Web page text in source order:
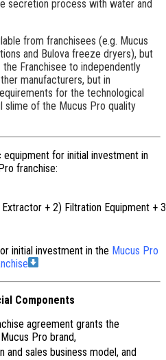
secretion process with water and
from franchisees (e.g. Mucus
and Bulova freeze dryers), but
Franchisee to independently
manufacturers, but in
for the technological
of the Mucus Pro quality
for initial investment in
franchise:
Extractor + 2) Filtration Equipment +
initial investment in the Mucus Pro
Components
agreement grants the
Pro brand,
and sales business model, and